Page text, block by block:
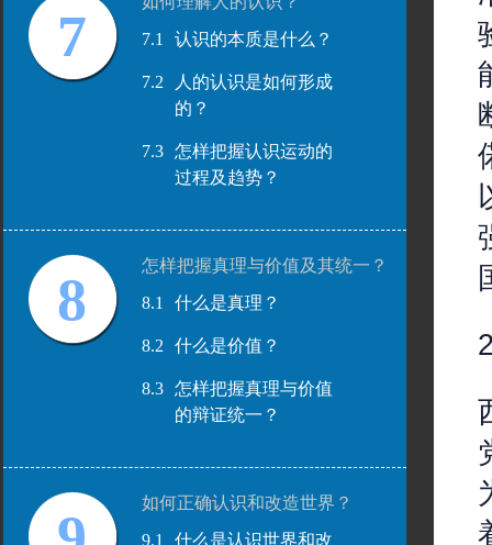
7
7.1
认识的本质是什么？
7.2
人的认识是如何形成
的？
7.3
怎样把握认识运动的
过程及趋势？
8
怎样把握真理与价值及其统一？
8.1
什么是真理？
8.2 什么是价值？
8.3
怎样把握真理与价值
的辩证统一？
如何正确认识和改造世界？
9.1
什么是认识世界和改